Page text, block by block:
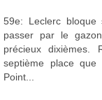
59e: Leclerc
passer par le
précieux dixièmes.
septième place
Point...